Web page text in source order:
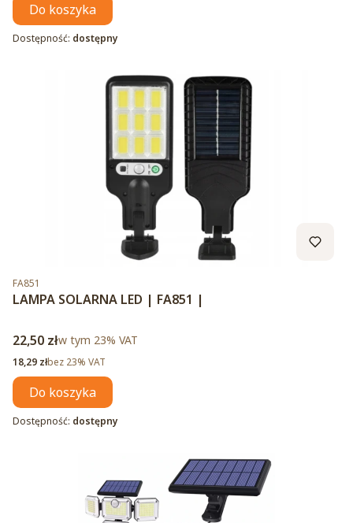
Do koszyka
Dostępność: dostępny
Kod produktu
FA851
LAMPA SOLARNA LED | FA851 |
Cena brutto
22,50 złw tym %s VAT
w tym 23% VAT
Cena netto
18,29 złbez 23% VAT
Do koszyka
Dostępność: dostępny